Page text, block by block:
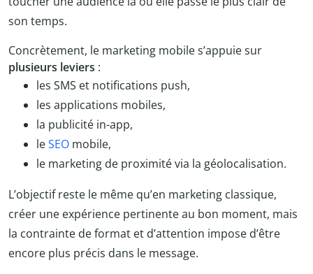
son temps.
Concrètement, le marketing mobile s’appuie sur
plusieurs leviers :
les SMS et notifications push,
les applications mobiles,
la publicité in-app,
leSEO mobile,
le marketing de proximité via la géolocalisation.
L’objectif reste le même qu’en marketing classique,
créer une expérience pertinente au bon moment, mais
la contrainte de format et d’attention impose d’être
encore plus précis dans le message.